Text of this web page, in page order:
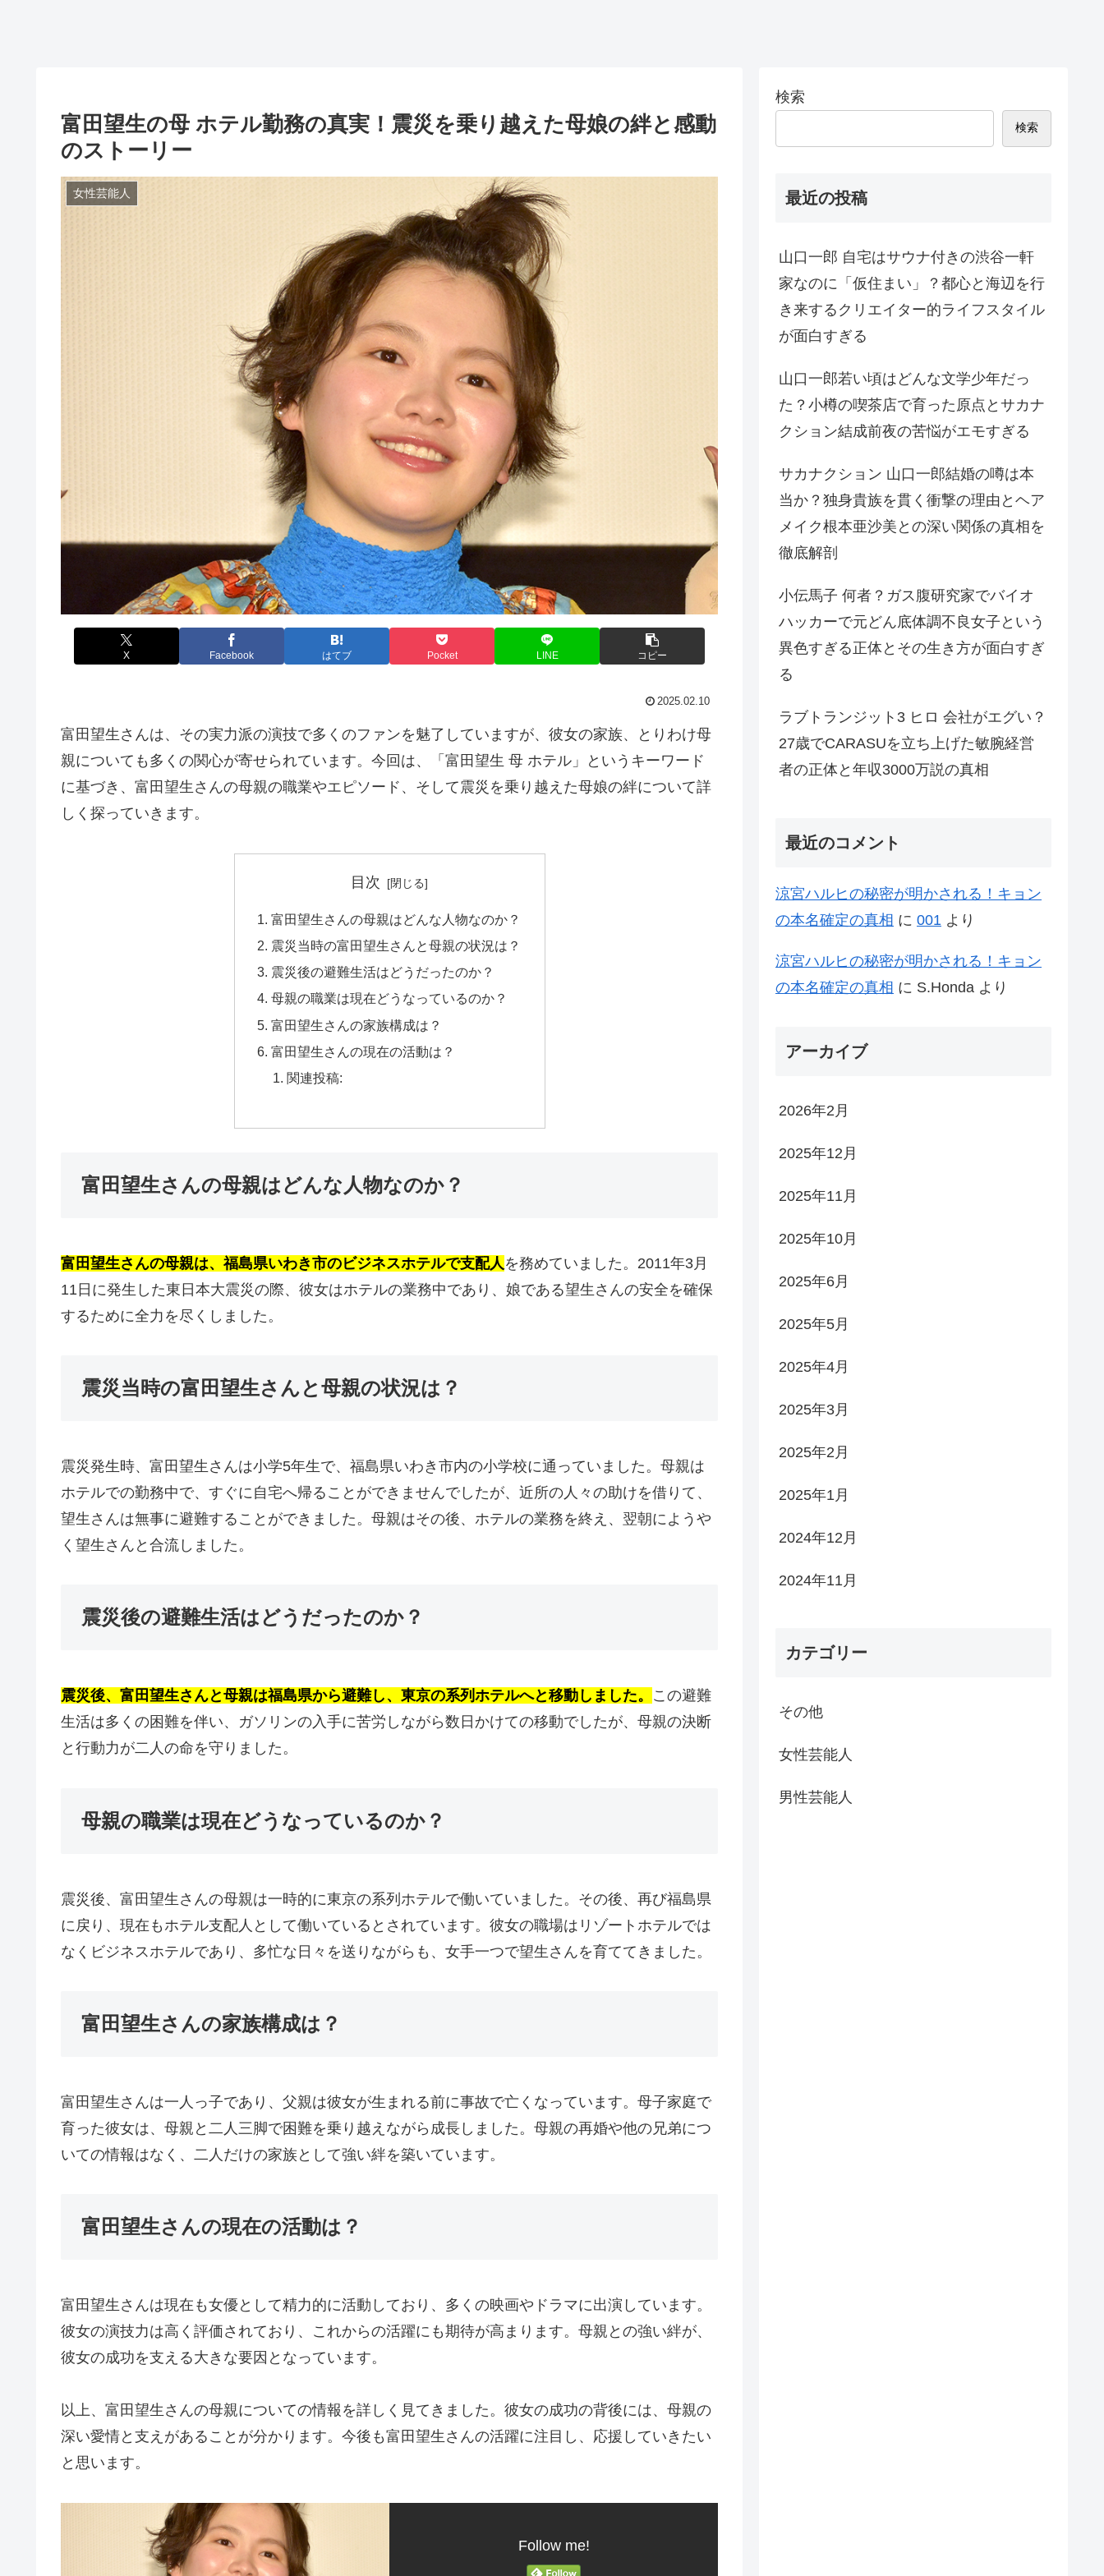
富田望生の母 ホテル勤務の真実！震災を乗り越えた母娘の絆と感動
のストーリー
女性芸能人
X Facebook はてブ Pocket LINE コピー
2025.02.10
富田望生さんは、その実力派の演技で多くのファンを魅了していますが、彼女の家族、とりわけ母
親についても多くの関心が寄せられています。今回は、「富田望生 母 ホテル」というキーワード
に基づき、富田望生さんの母親の職業やエピソード、そして震災を乗り越えた母娘の絆について詳
しく探っていきます。
目次
富田望生さんの母親はどんな人物なのか？
震災当時の富田望生さんと母親の状況は？
震災後の避難生活はどうだったのか？
母親の職業は現在どうなっているのか？
富田望生さんの家族構成は？
富田望生さんの現在の活動は？
関連投稿:
富田望生さんの母親はどんな人物なのか？
富田望生さんの母親は、福島県いわき市のビジネスホテルで支配人 を務めていました。2011年3月
11日に発生した東日本大震災の際、彼女はホテルの業務中であり、娘である望生さんの安全を確保
するために全力を尽くしました。
震災当時の富田望生さんと母親の状況は？
震災発生時、富田望生さんは小学5年生で、福島県いわき市内の小学校に通っていました。母親は
ホテルでの勤務中で、すぐに自宅へ帰ることができませんでしたが、近所の人々の助けを借りて、
望生さんは無事に避難することができました。母親はその後、ホテルの業務を終え、翌朝にようや
く望生さんと合流しました。
震災後の避難生活はどうだったのか？
震災後、富田望生さんと母親は福島県から避難し、東京の系列ホテルへと移動しました。 この避難
生活は多くの困難を伴い、ガソリンの入手に苦労しながら数日かけての移動でしたが、母親の決断
と行動力が二人の命を守りました。
母親の職業は現在どうなっているのか？
震災後、富田望生さんの母親は一時的に東京の系列ホテルで働いていました。その後、再び福島県
に戻り、現在もホテル支配人として働いているとされています。彼女の職場はリゾートホテルでは
なくビジネスホテルであり、多忙な日々を送りながらも、女手一つで望生さんを育ててきました。
富田望生さんの家族構成は？
富田望生さんは一人っ子であり、父親は彼女が生まれる前に事故で亡くなっています。母子家庭で
育った彼女は、母親と二人三脚で困難を乗り越えながら成長しました。母親の再婚や他の兄弟につ
いての情報はなく、二人だけの家族として強い絆を築いています。
富田望生さんの現在の活動は？
富田望生さんは現在も女優として精力的に活動しており、多くの映画やドラマに出演しています。
彼女の演技力は高く評価されており、これからの活躍にも期待が高まります。母親との強い絆が、
彼女の成功を支える大きな要因となっています。
以上、富田望生さんの母親についての情報を詳しく見てきました。彼女の成功の背後には、母親の
深い愛情と支えがあることが分かります。今後も富田望生さんの活躍に注目し、応援していきたい
と思います。
Follow me!
検索
検索
最近の投稿
山口一郎 自宅はサウナ付きの渋谷一軒
家なのに「仮住まい」？都心と海辺を行
き来するクリエイター的ライフスタイル
が面白すぎる
山口一郎若い頃はどんな文学少年だっ
た？小樽の喫茶店で育った原点とサカナ
クション結成前夜の苦悩がエモすぎる
サカナクション 山口一郎結婚の噂は本
当か？独身貴族を貫く衝撃の理由とヘア
メイク根本亜沙美との深い関係の真相を
徹底解剖
小伝馬子 何者？ガス腹研究家でバイオ
ハッカーで元どん底体調不良女子という
異色すぎる正体とその生き方が面白すぎ
る
ラブトランジット3 ヒロ 会社がエグい？
27歳でCARASUを立ち上げた敏腕経営
者の正体と年収3000万説の真相
最近のコメント
涼宮ハルヒの秘密が明かされる！キョン
の本名確定の真相 に 001 より
涼宮ハルヒの秘密が明かされる！キョン
の本名確定の真相 に S.Honda より
アーカイブ
2026年2月
2025年12月
2025年11月
2025年10月
2025年6月
2025年5月
2025年4月
2025年3月
2025年2月
2025年1月
2024年12月
2024年11月
カテゴリー
その他
女性芸能人
男性芸能人